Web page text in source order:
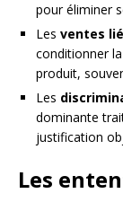
pour éliminer
Les ventes
conditionner la
produit,
Les
dominante
justification
Les